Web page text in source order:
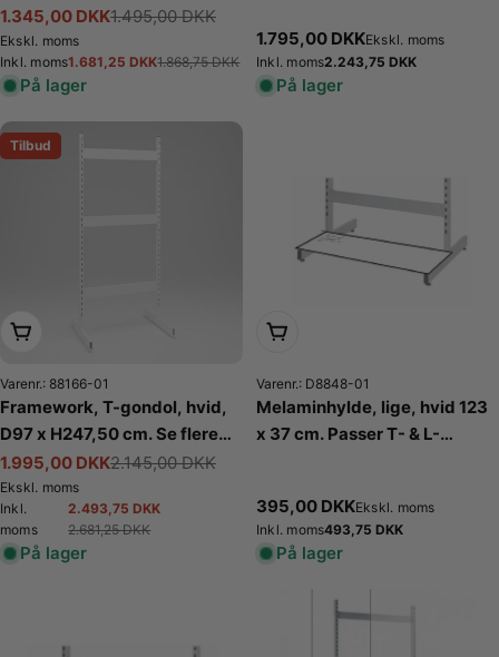
farver
Tilbudspris
1.345,00 DKK
Normalpris 1.495,00 DKK
Ekskl. moms
Inkl. momsTilbudspris
1.681,25 DKK
Normalpris1.868,75 DKK
På lager
Normalpris
1.795,00 DKKEkskl. moms
Inkl. momsNormalpris
2.243,75 DKK
På lager
Tilbud
Læg i kurv
Varenr.: 88166-01
Framework, T-gondol, hvid,
D97 x H247,50 cm. Se flere
farver
Tilbudspris
1.995,00 DKK
Normalpris 2.145,00 DKK
Ekskl. moms
Inkl.
moms
Tilbudspris
2.493,75 DKK
Normalpris
2.681,25 DKK
På lager
Læg i kurv
Varenr.: D8848-01
Melaminhylde, lige, hvid 123
x 37 cm. Passer T- & L-
Normalpris
395,00 DKKEkskl. moms
Inkl. momsNormalpris
493,75 DKK
På lager